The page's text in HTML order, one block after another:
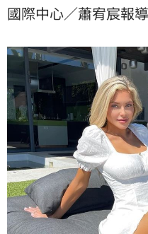
國際中心／蕭宥宸報導